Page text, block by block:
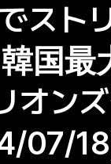
スト
国最
ンズ
07/